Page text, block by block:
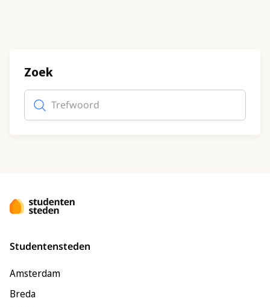
Zoek
Trefwoord
Studentensteden
Amsterdam
Breda